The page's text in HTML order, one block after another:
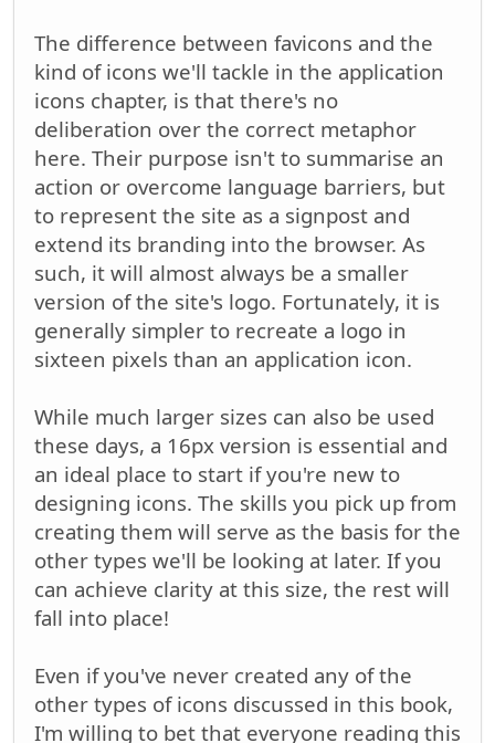
The difference between favicons and the
kind of icons we'll tackle in the application
icons chapter, is that there's no
deliberation over the correct metaphor
here. Their purpose isn't to summarise an
action or overcome language barriers, but
to represent the site as a signpost and
extend its branding into the browser. As
such, it will almost always be a smaller
version of the site's logo. Fortunately, it is
generally simpler to recreate a logo in
sixteen pixels than an application icon.
While much larger sizes can also be used
these days, a 16px version is essential and
an ideal place to start if you're new to
designing icons. The skills you pick up from
creating them will serve as the basis for the
other types we'll be looking at later. If you
can achieve clarity at this size, the rest will
fall into place!
Even if you've never created any of the
other types of icons discussed in this book,
I'm willing to bet that everyone reading this